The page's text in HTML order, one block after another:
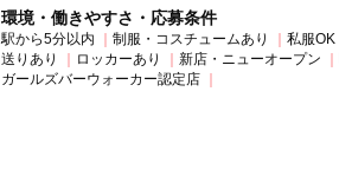
環境・働きやすさ・応募条件
駅から5分以内 制服・コスチュームあり 私服OK
送りあり
ロッカーあり 新店・ニューオープン
ガールズバーウォーカー認定店